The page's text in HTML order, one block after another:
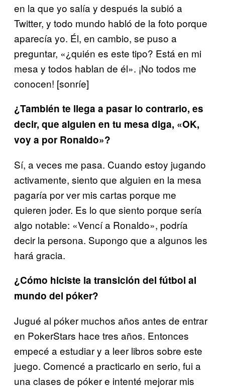
en la que yo salía y después la subió a
Twitter, y todo mundo habló de la foto porque
aparecía yo. Él, en cambio, se puso a
preguntar, «¿quién es este tipo? Está en mi
mesa y todos hablan de él». ¡No todos me
conocen! [sonríe]
¿También te llega a pasar lo contrario, es
decir, que alguien en tu mesa diga, «OK,
voy a por Ronaldo»?
Sí, a veces me pasa. Cuando estoy jugando
activamente, siento que alguien en la mesa
pagaría por ver mis cartas porque me
quieren joder. Es lo que siento porque sería
algo notable: «Vencí a Ronaldo», podría
decir la persona. Supongo que a algunos les
hará gracia.
¿Cómo hiciste la transición del fútbol al
mundo del póker?
Jugué al póker muchos años antes de entrar
en PokerStars hace tres años. Entonces
empecé a estudiar y a leer libros sobre este
juego. Comencé a practicarlo en serio, fui a
una clases de póker e intenté mejorar mis